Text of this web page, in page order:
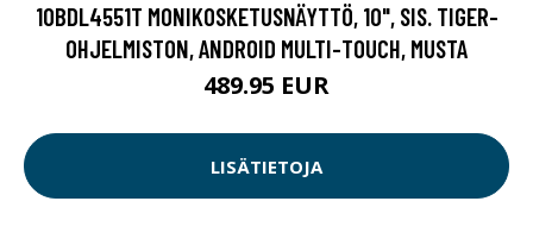
10BDL4551T MONIKOSKETUSNÄYTTÖ, 10", SIS. TIGER-
OHJELMISTON, ANDROID MULTI-TOUCH, MUSTA
489.95 EUR
LISÄTIETOJA